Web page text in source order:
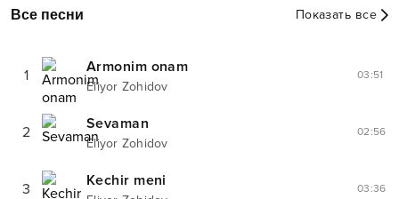
Все песни Показать все
1 Armonim onam
Eliyor Zohidov
03:51
2 Sevaman
Eliyor Zohidov
02:56
3 Kechir meni 03:36